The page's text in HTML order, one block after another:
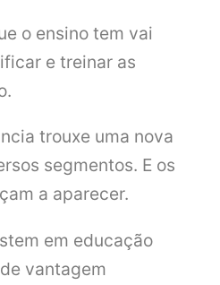
o ensino tem vai
e treinar as
trouxe uma nova
segmentos. E os
a aparecer.
em educação
vantagem